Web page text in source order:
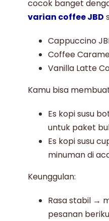
cocok banget
varian coffee JBD
Cappuccino
Coffee
Vanilla Latte
Kamu bisa
Es kopi susu
untuk paket
Es kopi susu
minuman di
Keunggulan:
Rasa stabil →
pesanan